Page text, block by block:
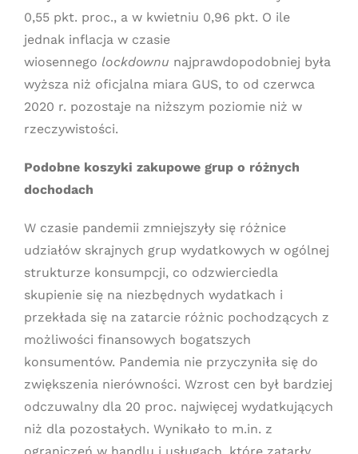
0,55 pkt. proc., a w kwietniu 0,96 pkt. O ile
jednak inflacja w czasie
wiosennego lockdownu najprawdopodobniej była
wyższa niż oficjalna miara GUS, to od czerwca
2020 r. pozostaje na niższym poziomie niż w
rzeczywistości.
Podobne koszyki zakupowe grup o różnych
dochodach
W czasie pandemii zmniejszyły się różnice
udziałów skrajnych grup wydatkowych w ogólnej
strukturze konsumpcji, co odzwierciedla
skupienie się na niezbędnych wydatkach i
przekłada się na zatarcie różnic pochodzących z
możliwości finansowych bogatszych
konsumentów. Pandemia nie przyczyniła się do
zwiększenia nierówności. Wzrost cen był bardziej
odczuwalny dla 20 proc. najwięcej wydatkujących
niż dla pozostałych. Wynikało to m.in. z